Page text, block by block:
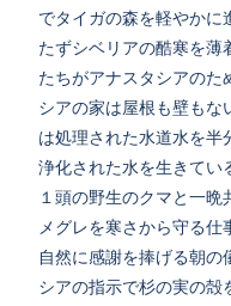
でタイガの森を軽やかに
たずシベリアの酷寒を薄
たちがアナスタシアのた
シアの家は屋根も壁もな
は処理された水道水を半
浄化された水を生きてい
１頭の野生のクマと一晩
メグレを寒さから守る仕
自然に感謝を捧げる朝の
シアの指示で杉の実の殻